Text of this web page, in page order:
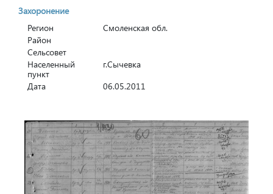
Захоронение
Регион
Смоленская обл.
Район
Сельсовет
Населенный
пункт
г.Сычевка
Дата
06.05.2011